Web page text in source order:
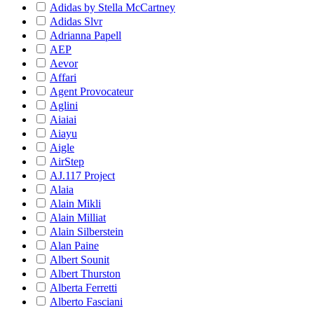
Adidas by Stella McCartney
Adidas Slvr
Adrianna Papell
AEP
Aevor
Affari
Agent Provocateur
Aglini
Aiaiai
Aiayu
Aigle
AirStep
AJ.117 Project
Alaia
Alain Mikli
Alain Milliat
Alain Silberstein
Alan Paine
Albert Sounit
Albert Thurston
Alberta Ferretti
Alberto Fasciani